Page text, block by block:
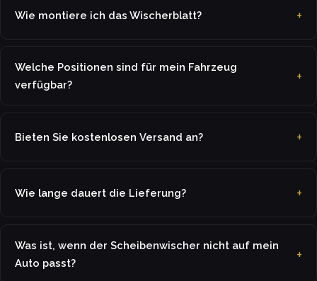
Wie montiere ich das Wischerblatt?
Welche Positionen sind für mein Fahrzeug
verfügbar?
Bieten Sie kostenlosen Versand an?
Wie lange dauert die Lieferung?
Was ist, wenn der Scheibenwischer nicht auf mein
Auto passt?